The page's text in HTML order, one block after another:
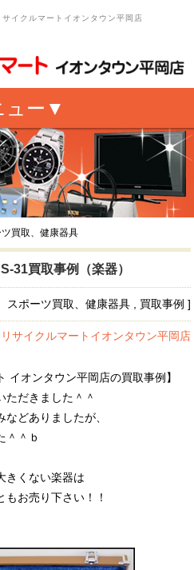
イクルマートイオンタウン平岡店
買取、健康器具
31買取事例（楽器）
ポーツ買取、健康器具 , 買取事例 ]
サイクルマートイオンタウン平岡店
イオンタウン平岡店の買取事例】
ただきました＾＾
どありましたが、
＾＾ｂ
きくない楽器は
お売り下さい！！